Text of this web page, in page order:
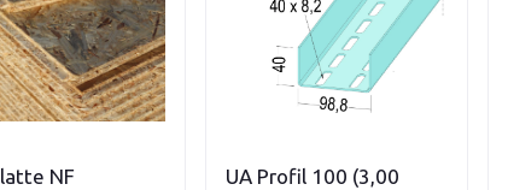
anzeigen
NF
In den Warenkorb
UA Profil 100 (3,00